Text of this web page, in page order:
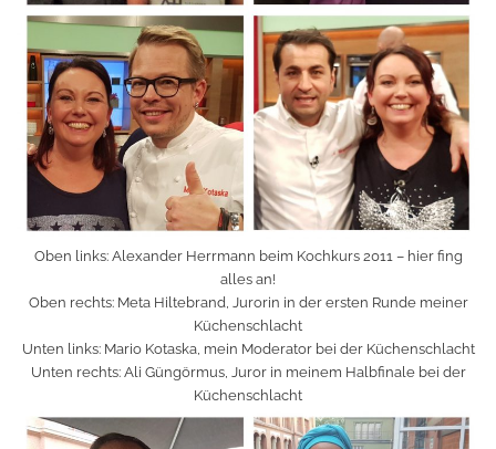
Oben links: Alexander Herrmann beim Kochkurs 2011 – hier fing
alles an!
Oben rechts: Meta Hiltebrand, Jurorin in der ersten Runde meiner
Küchenschlacht
Unten links: Mario Kotaska, mein Moderator bei der Küchenschlacht
Unten rechts: Ali Güngörmus, Juror in meinem Halbfinale bei der
Küchenschlacht